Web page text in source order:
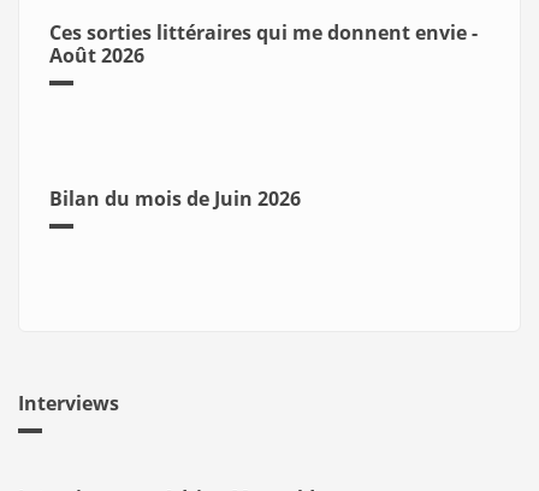
Ces sorties littéraires qui me donnent envie -
Août 2026
Bilan du mois de Juin 2026
Interviews